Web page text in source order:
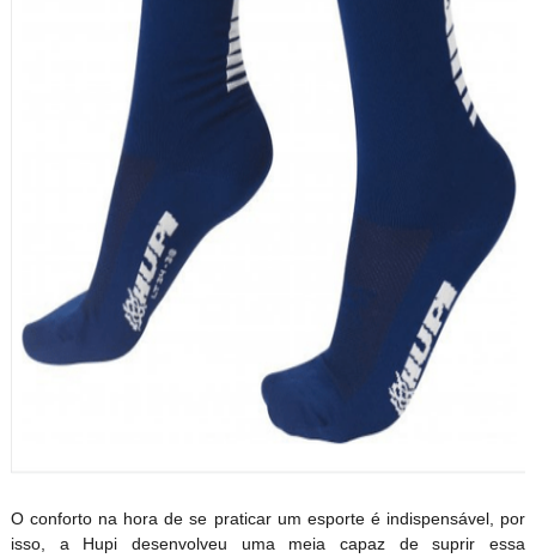
O conforto na hora de se praticar um esporte é indispensável, por
isso, a Hupi desenvolveu uma meia capaz de suprir essa